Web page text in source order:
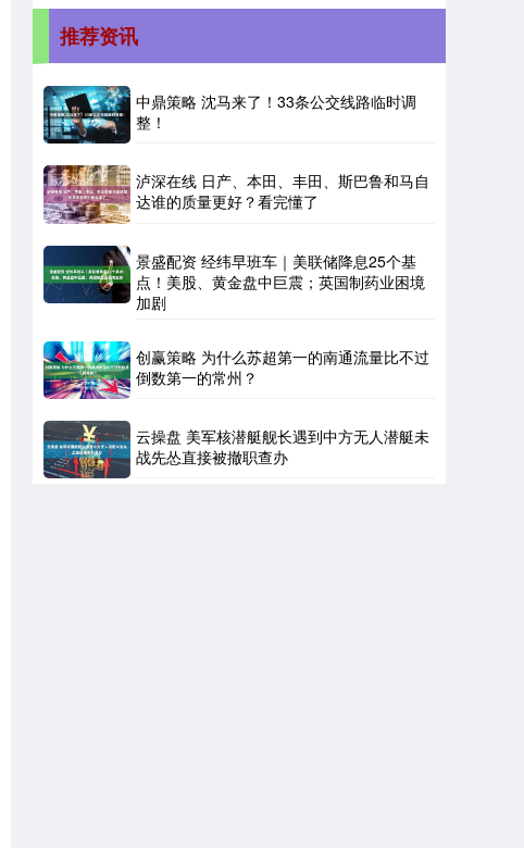
推荐资讯
中鼎策略 沈马来了！33条公交线路临时调
整！
泸深在线 日产、本田、丰田、斯巴鲁和马自
达谁的质量更好？看完懂了
景盛配资 经纬早班车｜美联储降息25个基
点！美股、黄金盘中巨震；英国制药业困境
加剧
创赢策略 为什么苏超第一的南通流量比不过
倒数第一的常州？
云操盘 美军核潜艇舰长遇到中方无人潜艇未
战先怂直接被撤职查办